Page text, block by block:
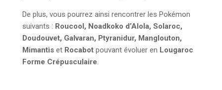
De plus, vous pourrez ainsi rencontrer les Pokémon
suivants : Roucool, Noadkoko d’Alola, Solaroc,
Doudouvet, Galvaran, Ptyranidur, Manglouton,
Mimantis et Rocabot pouvant évoluer en Lougaroc
Forme Crépusculaire.